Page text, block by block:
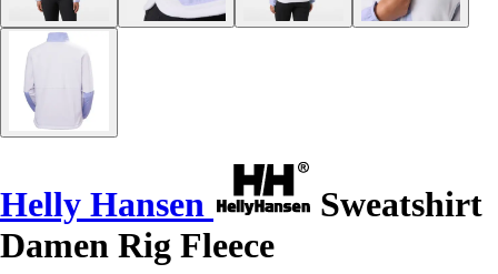
Helly Hansen
Sweatshirt
Damen Rig Fleece